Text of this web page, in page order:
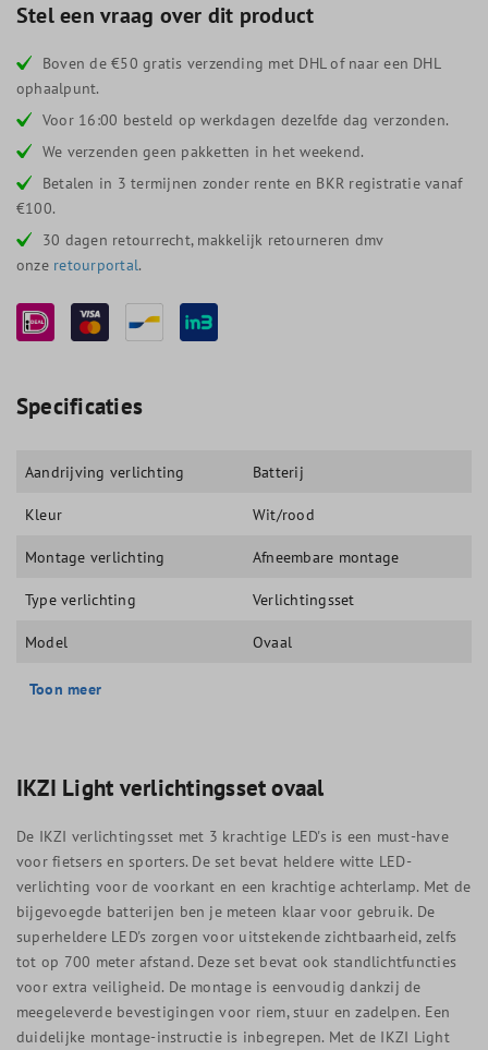
Stel een vraag over dit product
Boven de €50 gratis verzending met DHL of naar een DHL
ophaalpunt.
Voor 16:00 besteld op werkdagen dezelfde dag verzonden.
We verzenden geen pakketten in het weekend.
Betalen in 3 termijnen zonder rente en BKR registratie vanaf
€100.
30 dagen retourrecht, makkelijk retourneren dmv
onze retourportal.
Specificaties
Aandrijving verlichting Batterij
Kleur Wit/rood
Montage verlichting Afneembare montage
Type verlichting Verlichtingsset
Model Ovaal
Toon meer
IKZI Light verlichtingsset ovaal
De IKZI verlichtingsset met 3 krachtige LED's is een must-have
voor fietsers en sporters. De set bevat heldere witte LED-
verlichting voor de voorkant en een krachtige achterlamp. Met de
bijgevoegde batterijen ben je meteen klaar voor gebruik. De
superheldere LED's zorgen voor uitstekende zichtbaarheid, zelfs
tot op 700 meter afstand. Deze set bevat ook standlichtfuncties
voor extra veiligheid. De montage is eenvoudig dankzij de
meegeleverde bevestigingen voor riem, stuur en zadelpen. Een
duidelijke montage-instructie is inbegrepen. Met de IKZI Light